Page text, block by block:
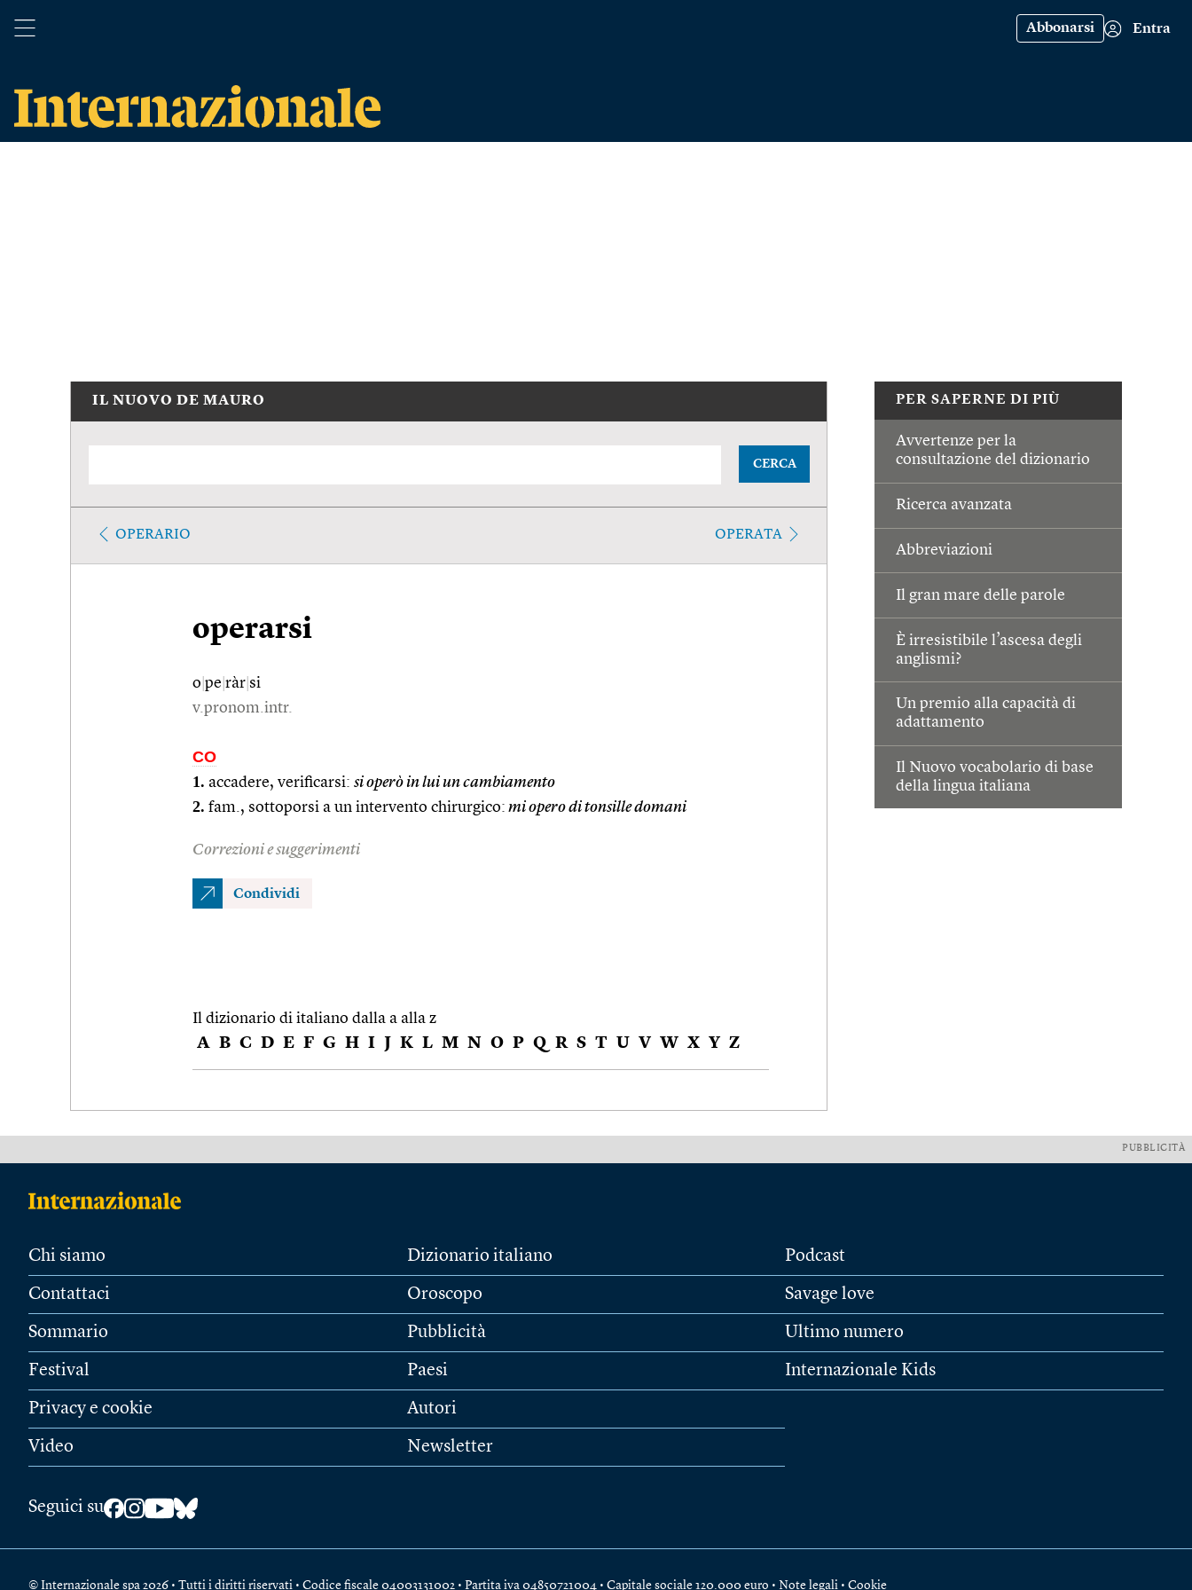
Abbonarsi Entra
PER SAPERNE DI PIÙ
Avvertenze per la
consultazione del dizionario
Ricerca avanzata
Abbreviazioni
Il gran mare delle parole
È irresistibile l’ascesa degli
anglismi?
Un premio alla capacità di
adattamento
Il Nuovo vocabolario di base
della lingua italiana
IL NUOVO DE MAURO
CERCA
OPERARIO OPERATA
operarsi
o pe ràr si
v.pronom.intr.
CO
1. accadere, verificarsi: si operò in lui un cambiamento
2. fam., sottoporsi a un intervento chirurgico: mi opero di tonsille domani
Correzioni e suggerimenti
Condividi
Il dizionario di italiano dalla a alla z
A B C D E F G H I J K L M N O P Q R S T U V W X Y Z
PUBBLICITÀ
Chi siamo
Contattaci
Sommario
Festival
Privacy e cookie
Video
Dizionario italiano
Oroscopo
Pubblicità
Paesi
Autori
Newsletter
Podcast
Savage love
Ultimo numero
Internazionale Kids
Seguici su
© Internazionale spa 2026 • Tutti i diritti riservati • Codice fiscale 04003131002 • Partita iva 04850721004 • Capitale sociale 120.000 euro • Note legali • Cookie